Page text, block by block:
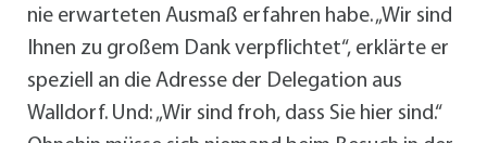
nie erwarteten Ausmaß erfahren habe. „Wir sind
Ihnen zu großem Dank verpflichtet“, erklärte er
speziell an die Adresse der Delegation aus
Walldorf. Und: „Wir sind froh, dass Sie hier sind.“